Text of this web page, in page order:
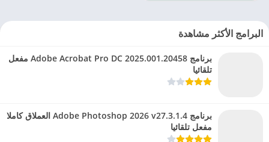
البرامج الأكثر مشاهدة
برنامج Adobe Acrobat Pro DC 2025.001.20458 مفعل
تلقائيا
برنامج Adobe Photoshop 2026 v27.3.1.4 العملاق كاملا
مفعل تلقائيا